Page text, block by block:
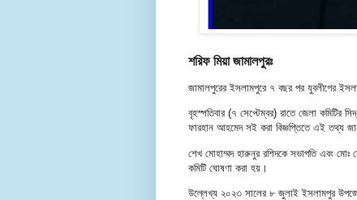
শরিফ মিয়া জামালপুরঃ
জামালপুরের ইসলামপুরে ৭ বছর পর যুবলীগের
বৃহস্পতিবার (৭ সেপ্টেম্বর) রাতে জেলা কমিটির
ফারহান আহমেদ সই করা বিজ্ঞপ্তিতে এই তথ্য
শেখ মোহাম্মদ হারুনুর রশিদকে সভাপতি এবং
কমিটি ঘোষণা করা হয়।
উল্লেখ্য ২০২৩ সালের ৮ জুলাই ইসলামপুর